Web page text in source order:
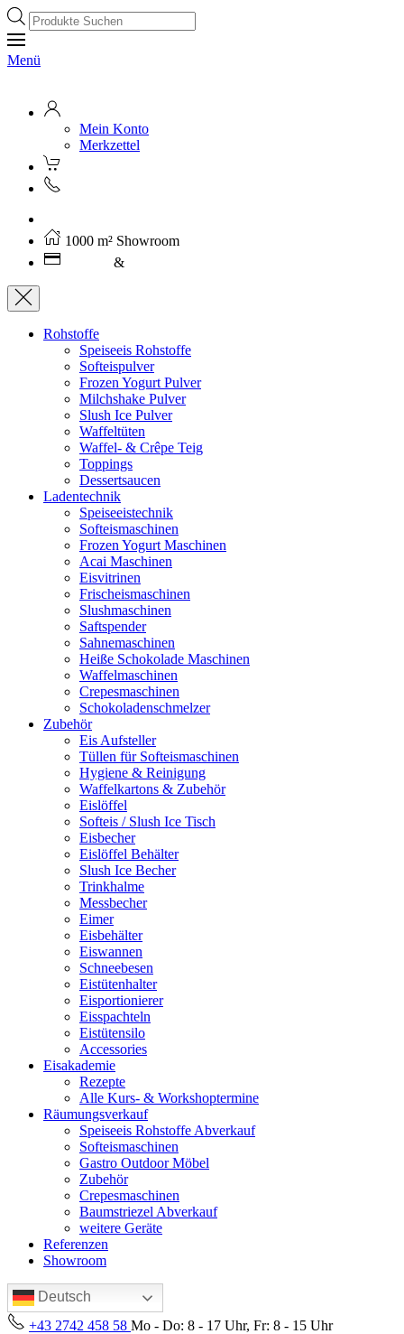
Products
search
Menü
Mein Konto
Merkzettel
1000 m² Showroom
&
Rohstoffe
Speiseeis Rohstoffe
Softeispulver
Frozen Yogurt Pulver
Milchshake Pulver
Slush Ice Pulver
Waffeltüten
Waffel- & Crêpe Teig
Toppings
Dessertsaucen
Ladentechnik
Speiseeistechnik
Softeismaschinen
Frozen Yogurt Maschinen
Acai Maschinen
Eisvitrinen
Frischeismaschinen
Slushmaschinen
Saftspender
Sahnemaschinen
Heiße Schokolade Maschinen
Waffelmaschinen
Crepesmaschinen
Schokoladenschmelzer
Zubehör
Eis Aufsteller
Tüllen für Softeismaschinen
Hygiene & Reinigung
Waffelkartons & Zubehör
Eislöffel
Softeis / Slush Ice Tisch
Eisbecher
Eislöffel Behälter
Slush Ice Becher
Trinkhalme
Messbecher
Eimer
Eisbehälter
Eiswannen
Schneebesen
Eistütenhalter
Eisportionierer
Eisspachteln
Eistütensilo
Accessories
Eisakademie
Rezepte
Alle Kurs- & Workshoptermine
Räumungsverkauf
Speiseeis Rohstoffe Abverkauf
Softeismaschinen
Gastro Outdoor Möbel
Zubehör
Crepesmaschinen
Baumstriezel Abverkauf
weitere Geräte
Referenzen
Showroom
Deutsch
+43 2742 458 58 Mo - Do: 8 - 17 Uhr, Fr: 8 - 15 Uhr